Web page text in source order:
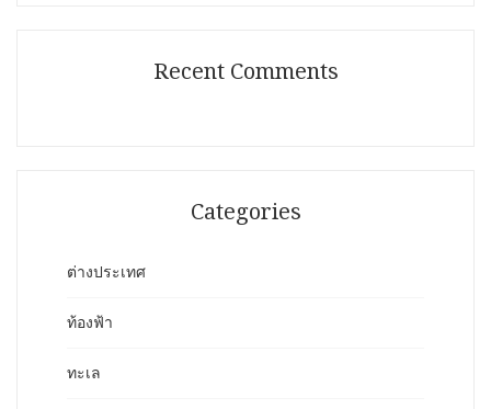
Recent Comments
Categories
ต่างประเทศ
ท้องฟ้า
ทะเล